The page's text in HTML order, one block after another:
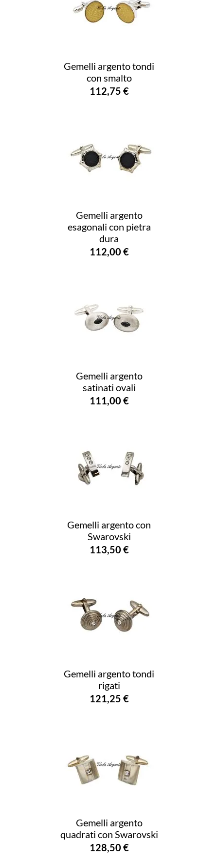
Gemelli argento tondi
con smalto
112,75 €
Gemelli argento
esagonali con pietra
dura
112,00 €
Gemelli argento
satinati ovali
111,00 €
Gemelli argento con
Swarovski
113,50 €
Gemelli argento tondi
rigati
121,25 €
Gemelli argento
quadrati con Swarovski
128,50 €